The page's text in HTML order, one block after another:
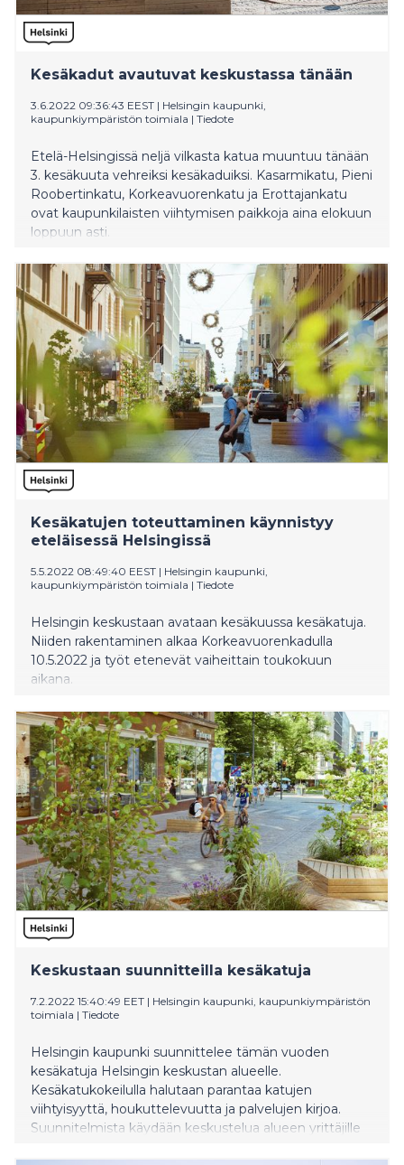
Kesäkadut avautuvat keskustassa tänään
3.6.2022 09:36:43 EEST | Helsingin kaupunki,
kaupunkiympäristön toimiala | Tiedote
Etelä-Helsingissä neljä vilkasta katua muuntuu tänään
3. kesäkuuta vehreiksi kesäkaduiksi. Kasarmikatu, Pieni
Roobertinkatu, Korkeavuorenkatu ja Erottajankatu
ovat kaupunkilaisten viihtymisen paikkoja aina elokuun
loppuun asti.
Kesäkatujen toteuttaminen käynnistyy
eteläisessä Helsingissä
5.5.2022 08:49:40 EEST | Helsingin kaupunki,
kaupunkiympäristön toimiala | Tiedote
Helsingin keskustaan avataan kesäkuussa kesäkatuja.
Niiden rakentaminen alkaa Korkeavuorenkadulla
10.5.2022 ja työt etenevät vaiheittain toukokuun
aikana.
Keskustaan suunnitteilla kesäkatuja
7.2.2022 15:40:49 EET | Helsingin kaupunki, kaupunkiympäristön
toimiala | Tiedote
Helsingin kaupunki suunnittelee tämän vuoden
kesäkatuja Helsingin keskustan alueelle.
Kesäkatukokeilulla halutaan parantaa katujen
viihtyisyyttä, houkuttelevuutta ja palvelujen kirjoa.
Suunnitelmista käydään keskustelua alueen yrittäjille